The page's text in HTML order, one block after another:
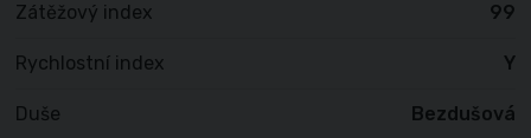
Zátěžový index 99
Rychlostní index Y
Duše Bezdušová